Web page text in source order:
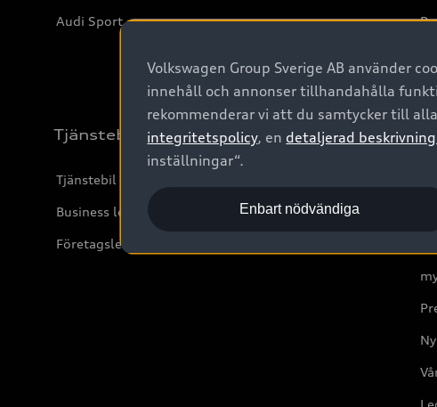
Audi Sport
Tjänstebil
Tjänstebil
Business lease online
Företagsleasing
Volkswagen Group Sverige AB använder
innehåll och annonser tillhandahålla
rekommenderar vi att du samtycker till
integritetspolicy, en detaljerad
inställningar“.
Enbart nödvändiga